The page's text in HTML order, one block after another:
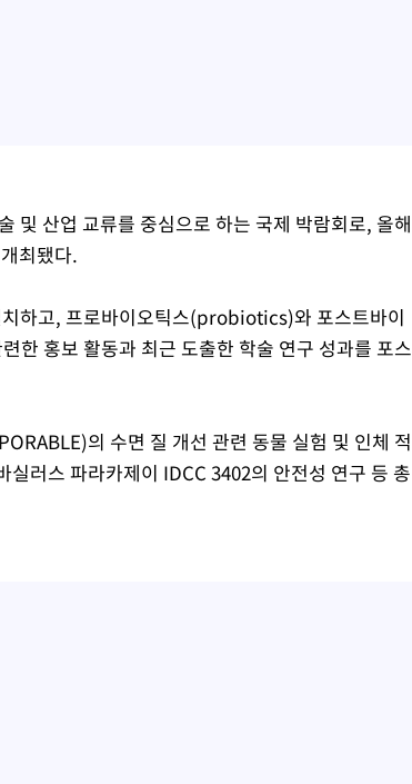
및 산업 교류를 중심으로 하는 국제 박람회로, 올해
최됐다.
하고, 프로바이오틱스(probiotics)와 포스트바이
홍보 활동과 최근 도출한 학술 연구 성과를 포스
의 수면 질 개선 관련 동물 실험 및 인체 적
러스 파라카제이 IDCC 3402의 안전성 연구 등 총